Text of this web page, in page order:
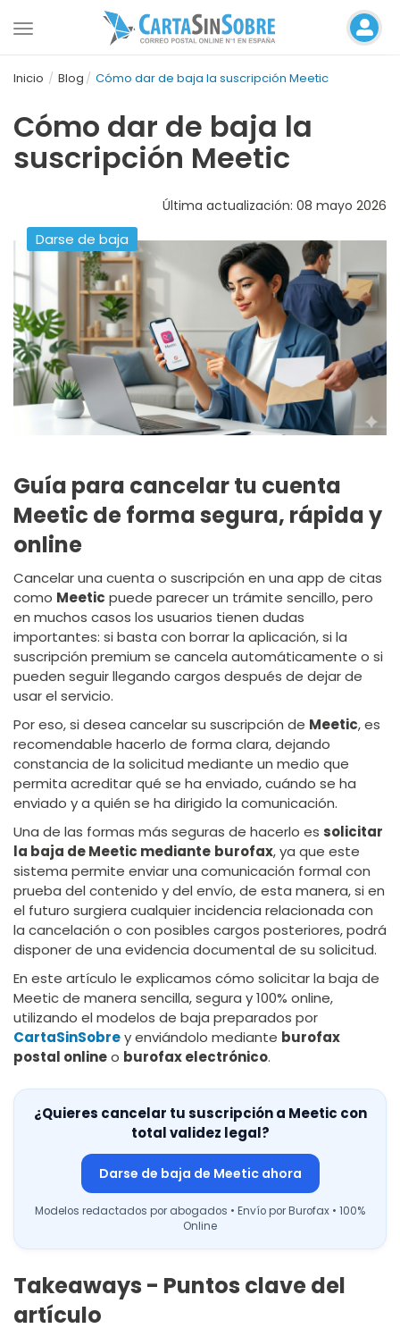
Toggle
Inicio Blog Cómo dar de baja la suscripción Meetic
Cómo dar de baja la
suscripción Meetic
Última actualización: 08 mayo 2026
Darse de baja
Guía para cancelar tu cuenta
Meetic de forma segura, rápida y
online
Cancelar una cuenta o suscripción en una app de citas
como Meetic puede parecer un trámite sencillo, pero
en muchos casos los usuarios tienen dudas
importantes: si basta con borrar la aplicación, si la
suscripción premium se cancela automáticamente o si
pueden seguir llegando cargos después de dejar de
usar el servicio.
Por eso, si desea cancelar su suscripción de Meetic, es
recomendable hacerlo de forma clara, dejando
constancia de la solicitud mediante un medio que
permita acreditar qué se ha enviado, cuándo se ha
enviado y a quién se ha dirigido la comunicación.
Una de las formas más seguras de hacerlo es solicitar
la baja de Meetic mediante burofax, ya que este
sistema permite enviar una comunicación formal con
prueba del contenido y del envío, de esta manera, si en
el futuro surgiera cualquier incidencia relacionada con
la cancelación o con posibles cargos posteriores, podrá
disponer de una evidencia documental de su solicitud.
En este artículo le explicamos cómo solicitar la baja de
Meetic de manera sencilla, segura y 100% online,
utilizando el modelos de baja preparados por
CartaSinSobrey enviándolo mediante burofax
postal onlineo burofax electrónico.
¿Quieres cancelar tu suscripción a Meetic con
total validez legal?
Darse de baja de Meetic ahora
Modelos redactados por abogados • Envío por Burofax • 100%
Online
Takeaways - Puntos clave del
artículo